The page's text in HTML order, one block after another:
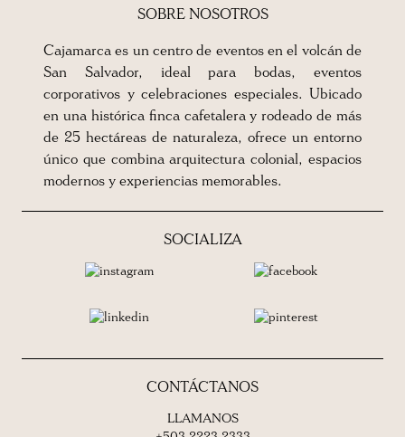
SOBRE NOSOTROS
Cajamarca es un centro de eventos en el volcán de
San Salvador, ideal para bodas, eventos
corporativos y celebraciones especiales. Ubicado
en una histórica finca cafetalera y rodeado de más
de 25 hectáreas de naturaleza, ofrece un entorno
único que combina arquitectura colonial, espacios
modernos y experiencias memorables.
SOCIALIZA
CONTÁCTANOS
LLAMANOS